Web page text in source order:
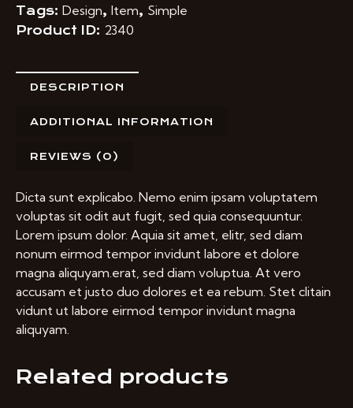
Tags: Design, Item, Simple
Product ID: 2340
DESCRIPTION
ADDITIONAL INFORMATION
REVIEWS (0)
Dicta sunt explicabo. Nemo enim ipsam voluptatem
voluptas sit odit aut fugit, sed quia consequuntur.
Lorem ipsum dolor. Aquia sit amet, elitr, sed diam
nonum eirmod tempor invidunt labore et dolore
magna aliquyam.erat, sed diam voluptua. At vero
accusam et justo duo dolores et ea rebum. Stet clitain
vidunt ut labore eirmod tempor invidunt magna
aliquyam.
Related products